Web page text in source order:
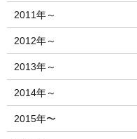
2011年～
2012年～
2013年～
2014年～
2015年〜